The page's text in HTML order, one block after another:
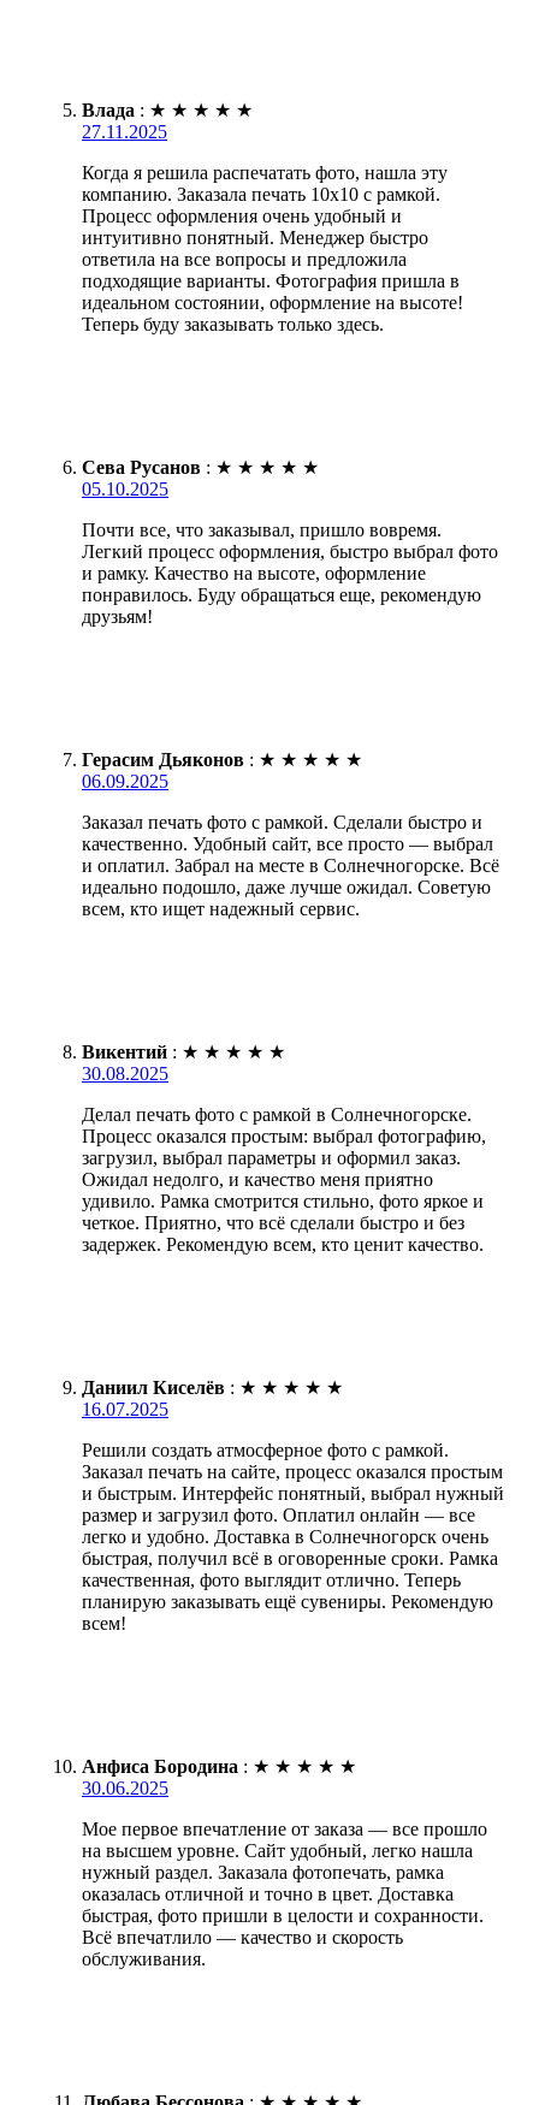
Влада : ★ ★ ★ ★ ★
27.11.2025
Когда я решила распечатать фото, нашла эту
компанию. Заказала печать 10х10 с рамкой.
Процесс оформления очень удобный и
интуитивно понятный. Менеджер быстро
ответила на все вопросы и предложила
подходящие варианты. Фотография пришла в
идеальном состоянии, оформление на высоте!
Теперь буду заказывать только здесь.
Сева Русанов : ★ ★ ★ ★ ★
05.10.2025
Почти все, что заказывал, пришло вовремя.
Легкий процесс оформления, быстро выбрал фото
и рамку. Качество на высоте, оформление
понравилось. Буду обращаться еще, рекомендую
друзьям!
Герасим Дьяконов : ★ ★ ★ ★ ★
06.09.2025
Заказал печать фото с рамкой. Сделали быстро и
качественно. Удобный сайт, все просто — выбрал
и оплатил. Забрал на месте в Солнечногорске. Всё
идеально подошло, даже лучше ожидал. Советую
всем, кто ищет надежный сервис.
Викентий : ★ ★ ★ ★ ★
30.08.2025
Делал печать фото с рамкой в Солнечногорске.
Процесс оказался простым: выбрал фотографию,
загрузил, выбрал параметры и оформил заказ.
Ожидал недолго, и качество меня приятно
удивило. Рамка смотрится стильно, фото яркое и
четкое. Приятно, что всё сделали быстро и без
задержек. Рекомендую всем, кто ценит качество.
Даниил Киселёв : ★ ★ ★ ★ ★
16.07.2025
Решили создать атмосферное фото с рамкой.
Заказал печать на сайте, процесс оказался простым
и быстрым. Интерфейс понятный, выбрал нужный
размер и загрузил фото. Оплатил онлайн — все
легко и удобно. Доставка в Солнечногорск очень
быстрая, получил всё в оговоренные сроки. Рамка
качественная, фото выглядит отлично. Теперь
планирую заказывать ещё сувениры. Рекомендую
всем!
Анфиса Бородина : ★ ★ ★ ★ ★
30.06.2025
Мое первое впечатление от заказа — все прошло
на высшем уровне. Сайт удобный, легко нашла
нужный раздел. Заказала фотопечать, рамка
оказалась отличной и точно в цвет. Доставка
быстрая, фото пришли в целости и сохранности.
Всё впечатлило — качество и скорость
обслуживания.